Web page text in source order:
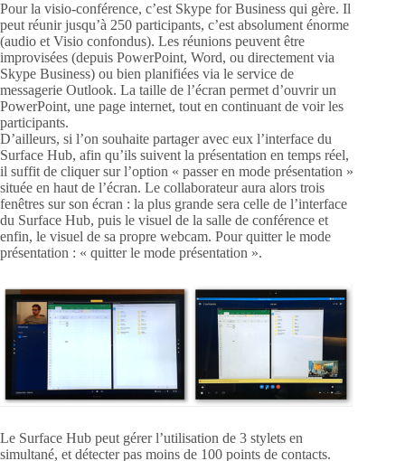
Pour la visio-conférence, c’est Skype for Business qui gère. Il
peut réunir jusqu’à 250 participants, c’est absolument énorme
(audio et Visio confondus). Les réunions peuvent être
improvisées (depuis PowerPoint, Word, ou directement via
Skype Business) ou bien planifiées via le service de
messagerie Outlook. La taille de l’écran permet d’ouvrir un
PowerPoint, une page internet, tout en continuant de voir les
participants.
D’ailleurs, si l’on souhaite partager avec eux l’interface du
Surface Hub, afin qu’ils suivent la présentation en temps réel,
il suffit de cliquer sur l’option « passer en mode présentation »
située en haut de l’écran. Le collaborateur aura alors trois
fenêtres sur son écran : la plus grande sera celle de l’interface
du Surface Hub, puis le visuel de la salle de conférence et
enfin, le visuel de sa propre webcam. Pour quitter le mode
présentation : « quitter le mode présentation ».
Le Surface Hub peut gérer l’utilisation de 3 stylets en
simultané, et détecter pas moins de 100 points de contacts.